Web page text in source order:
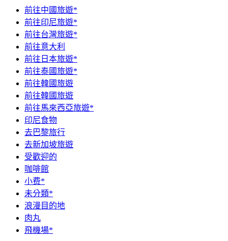
前往中國旅遊*
前往印尼旅遊*
前往台灣旅遊*
前往意大利
前往日本旅遊*
前往泰國旅遊*
前往韓國旅遊
前往韓國旅遊
前往馬來西亞旅遊*
印尼食物
去巴黎旅行
去新加坡旅遊
受歡迎的
咖啡館
小费*
未分類*
浪漫目的地
肉丸
飛機場*